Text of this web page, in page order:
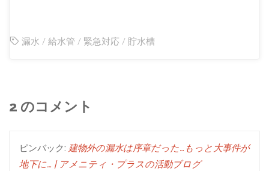
漏水 / 給水管 / 緊急対応/ 貯水槽
2 のコメント
ピンバック: 建物外の漏水は序章だった…もっと大事件が
地下に… | アメニティ・プラスの活動ブログ